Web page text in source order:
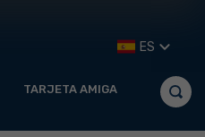
TARJETA AMIGA
ES